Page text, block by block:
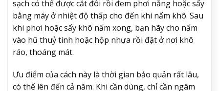
sạch có thể được cắt đôi rồi đem phơi nắng hoặc sấy
bằng máy ở nhiệt độ thấp cho đến khi nấm khô. Sau
khi phơi hoặc sấy khô nấm xong, bạn hãy cho nấm
vào hũ thuỷ tinh hoặc hộp nhựa rồi đặt ở nơi khô
ráo, thoáng mát.
Ưu điểm của cách này là thời gian bảo quản rất lâu,
có thể lên đến cả năm. Khi cần dùng, chỉ cần ngâm